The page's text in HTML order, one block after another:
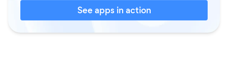
See apps in action